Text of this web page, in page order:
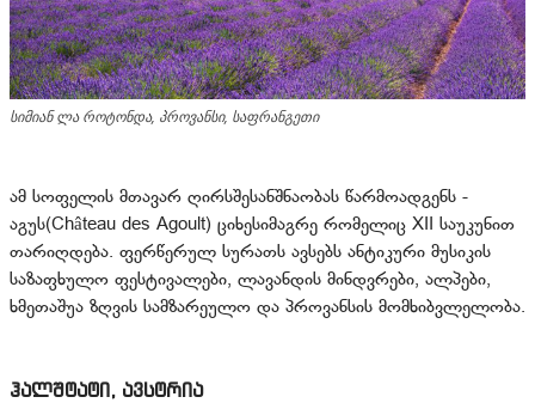
სიმიან ლა როტონდა, პროვანსი, საფრანგეთი
ამ სოფელის მთავარ ღირსშესანშნაობას წარმოადგენს -
აგუს(Château des Agoult) ციხესიმაგრე რომელიც XII საუკუნით
თარიღდება. ფერწერულ სურათს ავსებს ანტიკური მუსიკის
საზაფხულო ფესტივალები, ლავანდის მინდვრები, ალპები,
ხმეთაშუა ზღვის სამზარეულო და პროვანსის მომხიბვლელობა.
ჰალშტატი, ავსტრია